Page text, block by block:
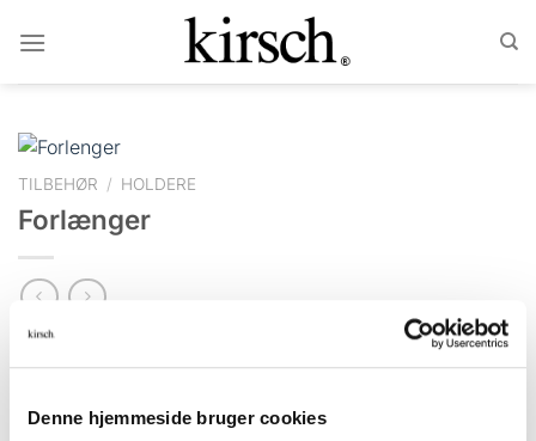
Denne hjemmeside bruger cookies
TILBEHØR / HOLDERE
Forlænger
Passer til alle gardinstænger med diameter 28 mm. Har